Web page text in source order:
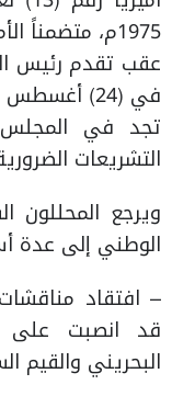
1975م،
عقب تقدم رئيس
تجد في
التشريعات
ويرجع
الوطني إلى عدة
– افتقاد
قد انصبت على
البحريني والقيم